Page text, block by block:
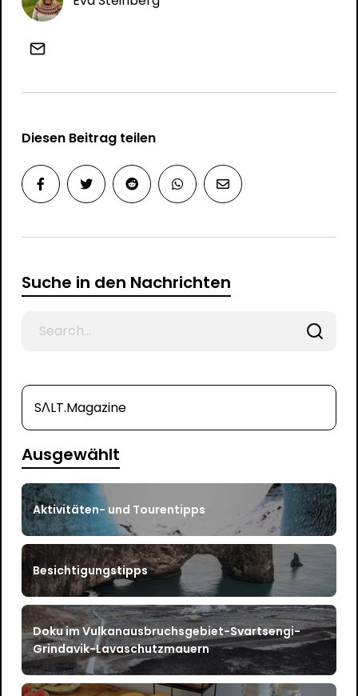
Diesen Beitrag teilen
Suche in den Nachrichten
SΛLT.Magazine
Ausgewählt
Aktivitäten- und Tourentipps
Besichtigungstipps
Doku im Vulkanausbruchsgebiet-Svartsengi-
Grindavik-Lavaschutzmauern